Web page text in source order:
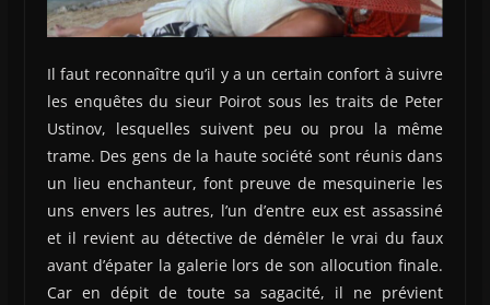
Il faut reconnaître qu’il y a un certain confort à suivre
les enquêtes du sieur Poirot sous les traits de Peter
Ustinov, lesquelles suivent peu ou prou la même
trame. Des gens de la haute société sont réunis dans
un lieu enchanteur, font preuve de mesquinerie les
uns envers les autres, l’un d’entre eux est assassiné
et il revient au détective de démêler le vrai du faux
avant d’épater la galerie lors de son allocution finale.
Car en dépit de toute sa sagacité, il ne prévient